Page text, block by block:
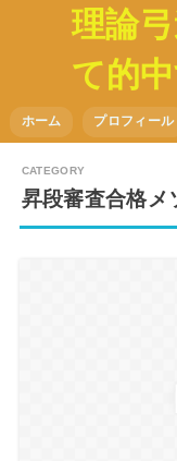
理論
て的
ホーム プロフィール
昇段審査合格メ